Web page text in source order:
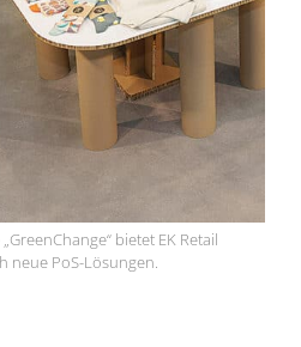
bietet EK Retail
neue PoS-Lösungen.